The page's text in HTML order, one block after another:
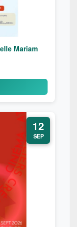
Mariam
12
SEP